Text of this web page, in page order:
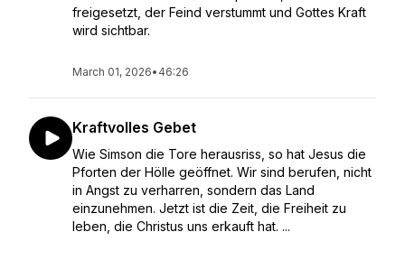
freigesetzt, der Feind verstummt und Gottes Kraft
wird sichtbar.
March 01, 2026• 46:26
Kraftvolles Gebet
Wie Simson die Tore herausriss, so hat Jesus die
Pforten der Hölle geöffnet. Wir sind berufen, nicht
in Angst zu verharren, sondern das Land
einzunehmen. Jetzt ist die Zeit, die Freiheit zu
leben, die Christus uns erkauft hat. ...